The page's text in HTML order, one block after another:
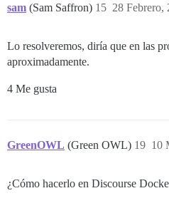
sam (Sam Saffron) 28 Febrero,
15
Lo resolveremos, diría que en las
aproximadamente.
4 Me gusta
GreenOWL (Green OWL) 10
19
¿Cómo hacerlo en Discourse